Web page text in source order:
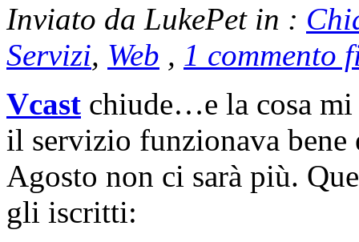
Inviato da LukePet in :
Servizi, Web , 1 commento
Vcast chiude…e la cosa mi
il servizio funzionava
Agosto non ci sarà più.
gli iscritti: